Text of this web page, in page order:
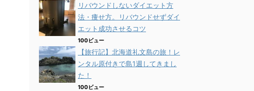
リバウンドしないダイエット方
法・痩せ方。リバウンドせずダイ
エット成功させるコツ
100ビュー
【旅行記】北海道礼文島の旅！レ
ンタル原付きで島1週してきまし
た！
100ビュー